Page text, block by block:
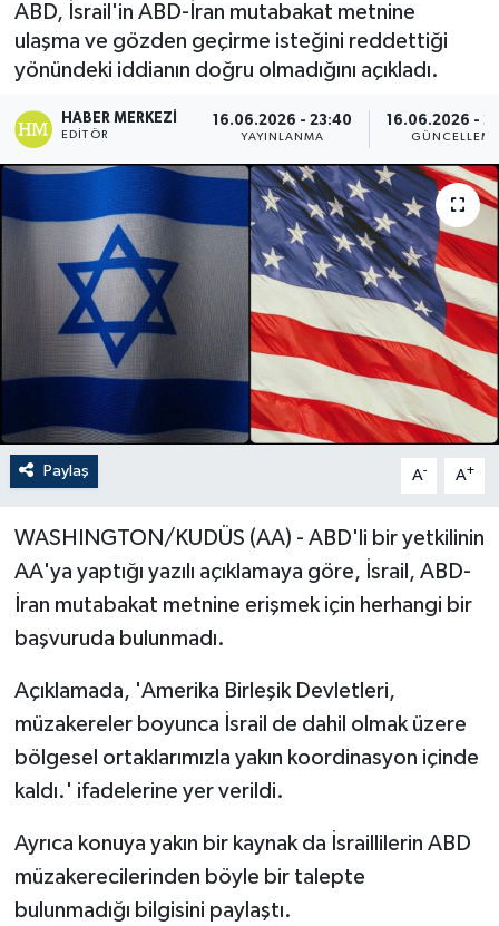
ABD, İsrail'in ABD-İran mutabakat metnine
ulaşma ve gözden geçirme isteğini reddettiği
yönündeki iddianın doğru olmadığını açıkladı.
HABER MERKEZI
EDITÖR
16.06.2026 - 23:40
YAYINLANMA
16.06.2026 -
Paylaş A- A+
WASHINGTON/KUDÜS (AA) - ABD'li bir yetkilinin
AA'ya yaptığı yazılı açıklamaya göre, İsrail, ABD-
İran mutabakat metnine erişmek için herhangi bir
başvuruda bulunmadı.
Açıklamada, 'Amerika Birleşik Devletleri,
müzakereler boyunca İsrail de dahil olmak üzere
bölgesel ortaklarımızla yakın koordinasyon içinde
kaldı.' ifadelerine yer verildi.
Ayrıca konuya yakın bir kaynak da İsraillilerin ABD
müzakerecilerinden böyle bir talepte
bulunmadığı bilgisini paylaştı.